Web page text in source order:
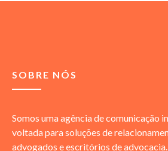
SOBRE NÓS
Somos uma agência de comunicação
voltada para soluções de
advogados e escritórios de advocacia.